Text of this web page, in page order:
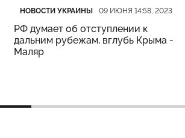
Категория
НОВОСТИ УКРАИНЫ
Дата публикации 09 ИЮНЯ 14:58, 2023
РФ думает об отступлении к
дальним рубежам, вглубь Крыма -
Маляр